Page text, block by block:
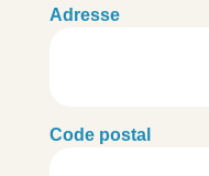
Adresse
Code postal